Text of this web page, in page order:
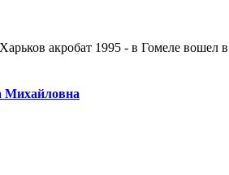
акробат 1995 - в Гомеле вошел
Михайловна